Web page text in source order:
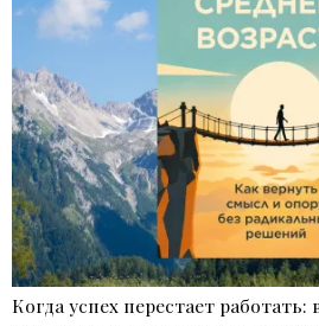
Когда успех перестает